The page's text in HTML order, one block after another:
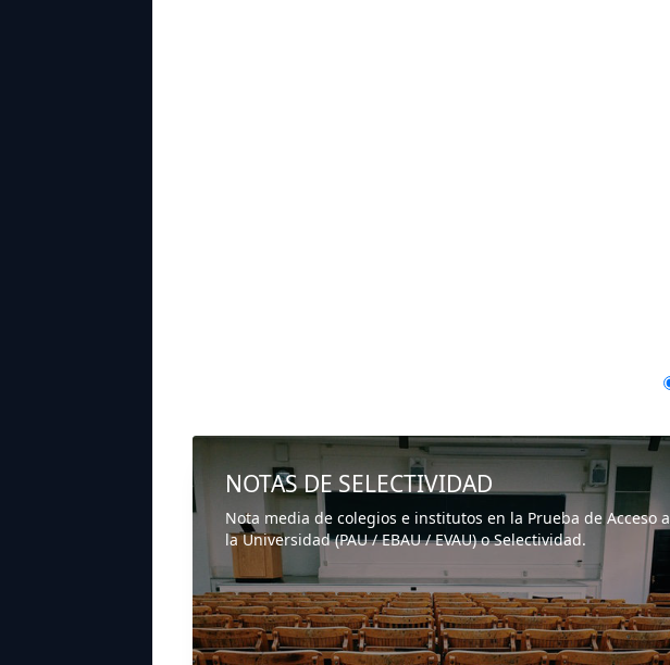
NOTAS DE SELECTIVIDAD
Nota media de colegios e institutos en la Prueba de Acceso a
la Universidad (PAU / EBAU / EVAU) o Selectividad.